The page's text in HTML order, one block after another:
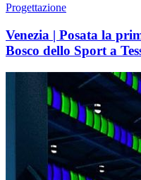
Progettazione
Venezia | Posata la
Bosco dello Sport a